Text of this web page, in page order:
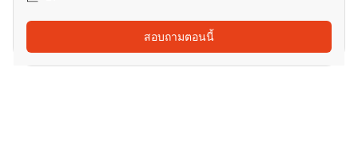
สอบถามตอนนี้